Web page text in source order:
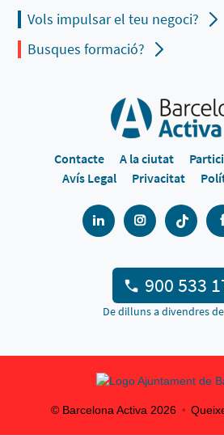
Vols impulsar el teu negoci?
Busques formació?
Contacte A la ciutat
Avís Legal
Privacitat
900 533
De dilluns a divendres
© Barcelona Activa 2026